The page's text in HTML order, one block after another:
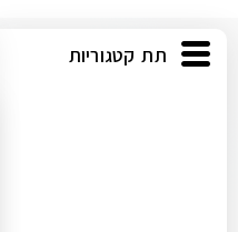
תת קטגוריות